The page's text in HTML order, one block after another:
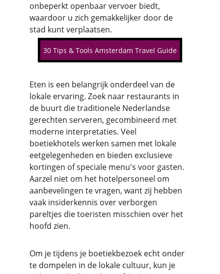
onbeperkt openbaar vervoer biedt,
waardoor u zich gemakkelijker door de
stad kunt verplaatsen.
Eten is een belangrijk onderdeel van de
lokale ervaring. Zoek naar restaurants in
de buurt die traditionele Nederlandse
gerechten serveren, gecombineerd met
moderne interpretaties. Veel
boetiekhotels werken samen met lokale
eetgelegenheden en bieden exclusieve
kortingen of speciale menu's voor gasten.
Aarzel niet om het hotelpersoneel om
aanbevelingen te vragen, want zij hebben
vaak insiderkennis over verborgen
pareltjes die toeristen misschien over het
hoofd zien.
Om je tijdens je boetiekbezoek echt onder
te dompelen in de lokale cultuur, kun je
30 Tips & Tools Amsterdam Travel Guide